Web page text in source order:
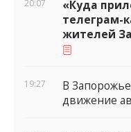
20:07
«Куда
телеграм-
жителей
19:27
В
движение